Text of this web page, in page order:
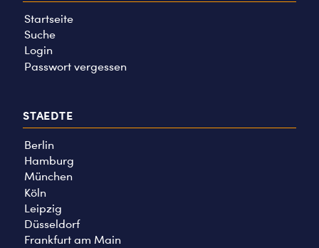
Startseite
Suche
Login
Passwort vergessen
STAEDTE
Berlin
Hamburg
München
Köln
Leipzig
Düsseldorf
Frankfurt am Main